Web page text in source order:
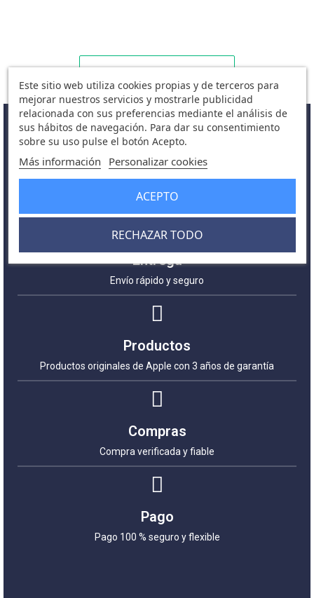
¿Por qué elegirnos?
La satisfacción del cliente es nuestra prioridad
Entrega
Envío rápido y seguro
Productos
Productos originales de Apple con 3 años de garantía
Compras
Compra verificada y fiable
Pago
Pago 100 % seguro y flexible
Este sitio web utiliza cookies propias y de terceros para
mejorar nuestros servicios y mostrarle publicidad
relacionada con sus preferencias mediante el análisis de
sus hábitos de navegación. Para dar su consentimiento
sobre su uso pulse el botón Acepto.
Más información Personalizar cookies
RECHAZAR TODO
ACEPTO